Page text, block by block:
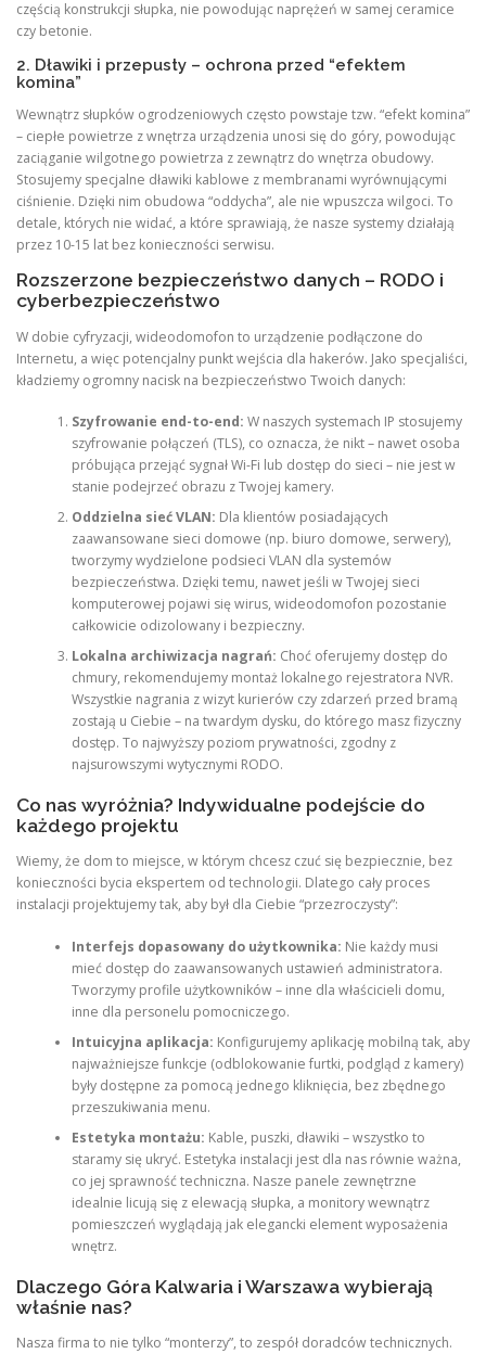
częścią konstrukcji słupka, nie powodując naprężeń w samej ceramice
czy betonie.
2. Dławiki i przepusty – ochrona przed “efektem
komina”
Wewnątrz słupków ogrodzeniowych często powstaje tzw. “efekt komina”
– ciepłe powietrze z wnętrza urządzenia unosi się do góry, powodując
zaciąganie wilgotnego powietrza z zewnątrz do wnętrza obudowy.
Stosujemy specjalne dławiki kablowe z membranami wyrównującymi
ciśnienie. Dzięki nim obudowa “oddycha”, ale nie wpuszcza wilgoci. To
detale, których nie widać, a które sprawiają, że nasze systemy działają
przez 10-15 lat bez konieczności serwisu.
Rozszerzone bezpieczeństwo danych – RODO i
cyberbezpieczeństwo
W dobie cyfryzacji, wideodomofon to urządzenie podłączone do
Internetu, a więc potencjalny punkt wejścia dla hakerów. Jako specjaliści,
kładziemy ogromny nacisk na bezpieczeństwo Twoich danych:
Szyfrowanie end-to-end: W naszych systemach IP stosujemy
szyfrowanie połączeń (TLS), co oznacza, że nikt – nawet osoba
próbująca przejąć sygnał Wi-Fi lub dostęp do sieci – nie jest w
stanie podejrzeć obrazu z Twojej kamery.
Oddzielna sieć VLAN: Dla klientów posiadających
zaawansowane sieci domowe (np. biuro domowe, serwery),
tworzymy wydzielone podsieci VLAN dla systemów
bezpieczeństwa. Dzięki temu, nawet jeśli w Twojej sieci
komputerowej pojawi się wirus, wideodomofon pozostanie
całkowicie odizolowany i bezpieczny.
Lokalna archiwizacja nagrań: Choć oferujemy dostęp do
chmury, rekomendujemy montaż lokalnego rejestratora NVR.
Wszystkie nagrania z wizyt kurierów czy zdarzeń przed bramą
zostają u Ciebie – na twardym dysku, do którego masz fizyczny
dostęp. To najwyższy poziom prywatności, zgodny z
najsurowszymi wytycznymi RODO.
Co nas wyróżnia? Indywidualne podejście do
każdego projektu
Wiemy, że dom to miejsce, w którym chcesz czuć się bezpiecznie, bez
konieczności bycia ekspertem od technologii. Dlatego cały proces
instalacji projektujemy tak, aby był dla Ciebie “przezroczysty”:
Interfejs dopasowany do użytkownika: Nie każdy musi
mieć dostęp do zaawansowanych ustawień administratora.
Tworzymy profile użytkowników – inne dla właścicieli domu,
inne dla personelu pomocniczego.
Intuicyjna aplikacja: Konfigurujemy aplikację mobilną tak, aby
najważniejsze funkcje (odblokowanie furtki, podgląd z kamery)
były dostępne za pomocą jednego kliknięcia, bez zbędnego
przeszukiwania menu.
Estetyka montażu: Kable, puszki, dławiki – wszystko to
staramy się ukryć. Estetyka instalacji jest dla nas równie ważna,
co jej sprawność techniczna. Nasze panele zewnętrzne
idealnie licują się z elewacją słupka, a monitory wewnątrz
pomieszczeń wyglądają jak elegancki element wyposażenia
wnętrz.
Dlaczego Góra Kalwaria i Warszawa wybierają
właśnie nas?
Nasza firma to nie tylko “monterzy”, to zespół doradców technicznych.